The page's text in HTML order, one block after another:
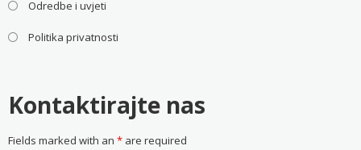
Odredbe i uvjeti
Politika privatnosti
Kontaktirajte nas
Fields marked with an *are required